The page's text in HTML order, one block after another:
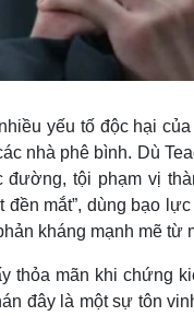
yếu tố độc hại
nhà phê bình. Dù
tội phạm vị
đền mắt”, dùng bạo
kháng mạnh mẽ
thỏa mãn khi chứng
đây là một sự tôn